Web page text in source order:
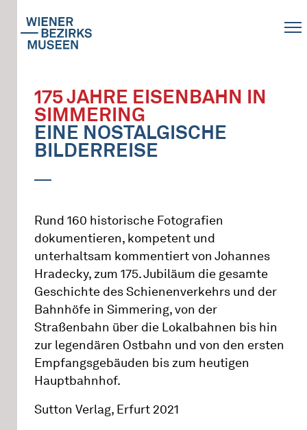
175 JAHRE EISENBAHN IN
SIMMERING
EINE NOSTALGISCHE
BILDERREISE
Rund 160 historische Fotografien
dokumentieren, kompetent und
unterhaltsam kommentiert von Johannes
Hradecky, zum 175. Jubiläum die gesamte
Geschichte des Schienenverkehrs und der
Bahnhöfe in Simmering, von der
Straßenbahn über die Lokalbahnen bis hin
zur legendären Ostbahn und von den ersten
Empfangsgebäuden bis zum heutigen
Hauptbahnhof.
Sutton Verlag, Erfurt 2021